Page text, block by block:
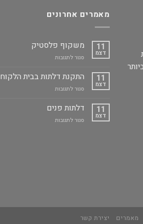
מאמרים אחרונים
11
דצמ
משקוף פלסטיק
סגור לתגובותעל
פלסטיק
11
דצמ
התקנת דלתות בבית הלקוח
סגור לתגובותעל
דלתות
הלקוח
11
דצמ
דלתות פנים
סגור לתגובותעל
מאמרים יצירת קשר